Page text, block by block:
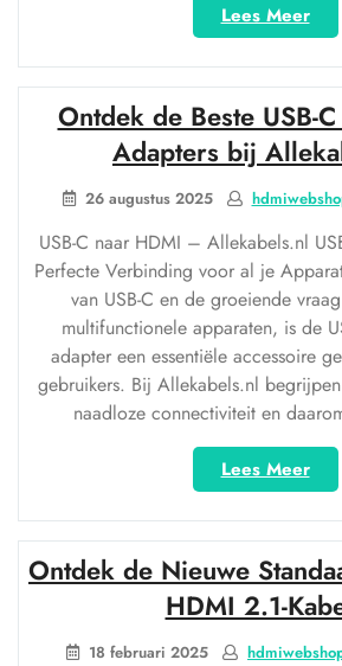
Lees Meer
de
van
een
Ontdek de Beste USB-
Adapters bij
26 augustus 2025
USB-C naar HDMI – Allekabels.nl
Perfecte Verbinding voor al je
van USB-C en de groeiende
multifunctionele apparaten, is de
adapter een essentiële accessoire
gebruikers. Bij Allekabels.nl
naadloze connectiviteit en
Lees Meer
de
C
Ontdek de Nieuwe
HDMI 2.1-
18 februari 2025